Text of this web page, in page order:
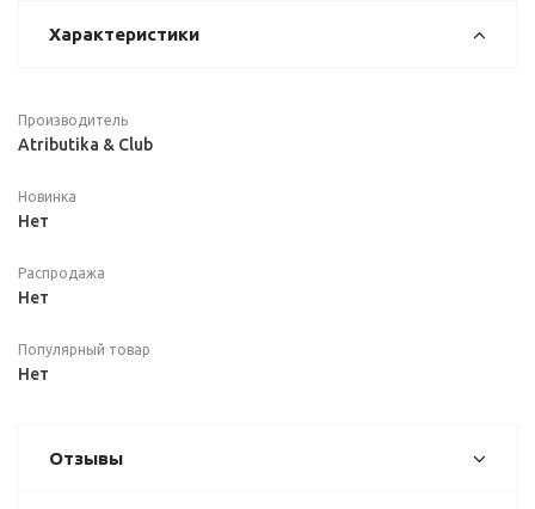
Характеристики
Производитель
Atributika & Club
Новинка
Нет
Распродажа
Нет
Популярный товар
Нет
Отзывы